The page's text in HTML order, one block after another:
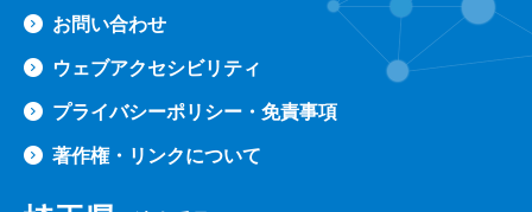
お問い合わせ
ウェブアクセシビリティ
プライバシーポリシー・免責事項
著作権・リンクについて